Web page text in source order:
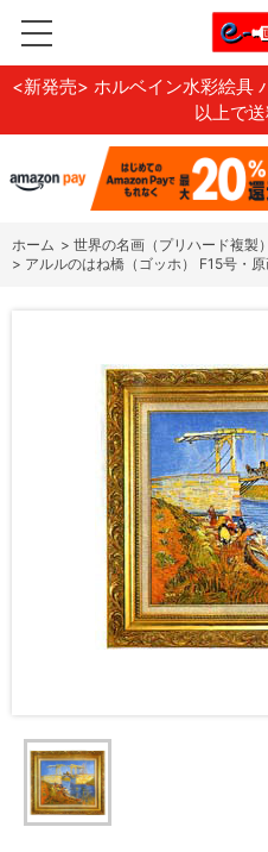
<新発売> ホルベイン水彩絵具
以上で送
ホーム > 世界の名画（プリハード複製）
> アルルのはね橋（ゴッホ） F15号・